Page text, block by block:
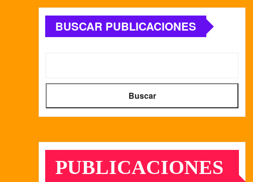
BUSCAR PUBLICACIONES
Buscar
PUBLICACIONES